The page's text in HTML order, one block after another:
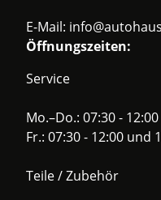
E-Mail:
Öffnungszeiten:
Service
Mo.–Do.: 07:30 -
Fr.: 07:30 - 12:00 und
Teile / Zubehör